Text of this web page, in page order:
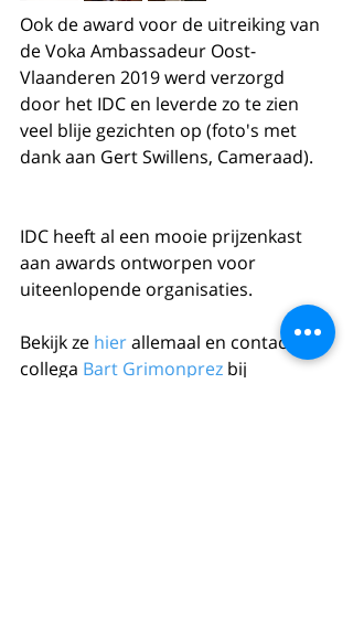
Ook de award voor de uitreiking van
de Voka Ambassadeur Oost-
Vlaanderen 2019 werd verzorgd
door het IDC en leverde zo te zien
veel blije gezichten op (foto's met
dank aan Gert Swillens, Cameraad).
IDC heeft al een mooie prijzenkast
aan awards ontworpen voor
uiteenlopende organisaties.
Bekijk ze hier allemaal en contacteer
collega Bart Grimonprez bij